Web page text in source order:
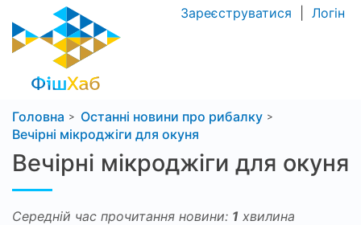
Зареєструватися Логін
Головна
Останні новини про рибалку
Вечірні мікроджіги для окуня
Вечірні мікроджіги для окуня
Середній час прочитання новини: 1 хвилина